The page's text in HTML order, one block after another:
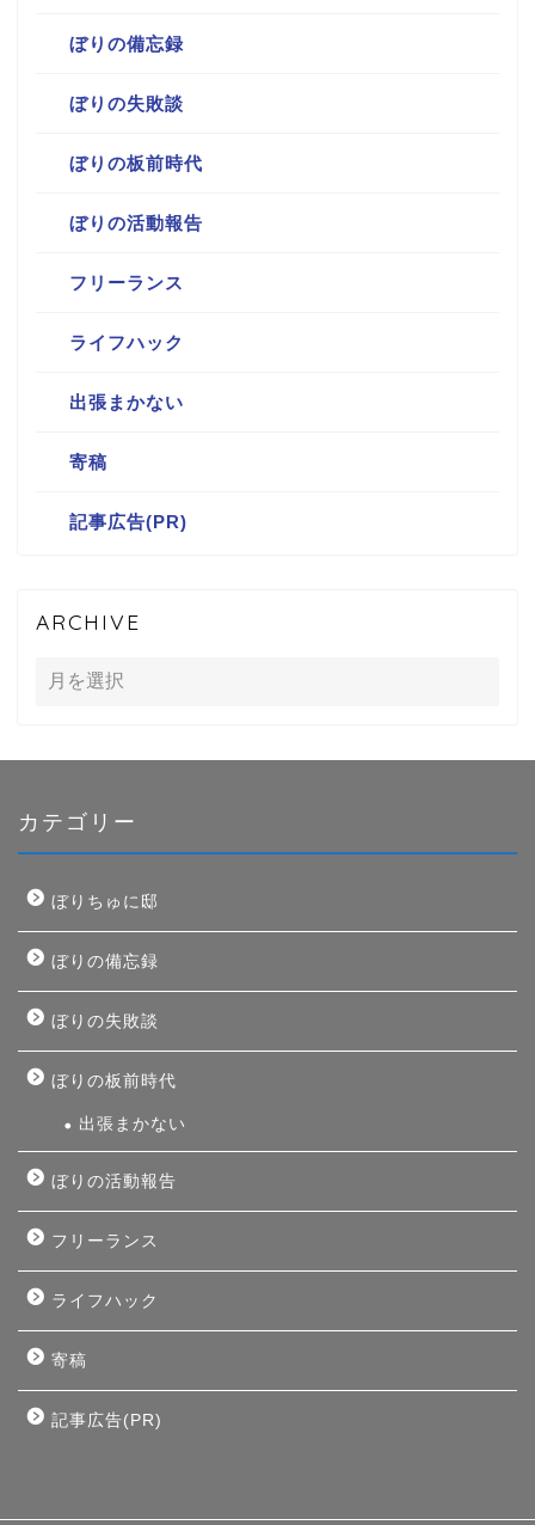
ぼりの備忘録
ぼりの失敗談
ぼりの板前時代
ぼりの活動報告
フリーランス
ライフハック
出張まかない
寄稿
記事広告(PR)
ARCHIVE
カテゴリー
ぼりちゅに邸
ぼりの備忘録
ぼりの失敗談
ぼりの板前時代
出張まかない
ぼりの活動報告
フリーランス
ライフハック
寄稿
記事広告(PR)